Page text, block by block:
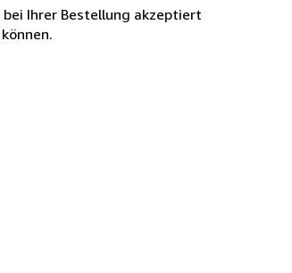
Ihrer Bestellung akzeptiert